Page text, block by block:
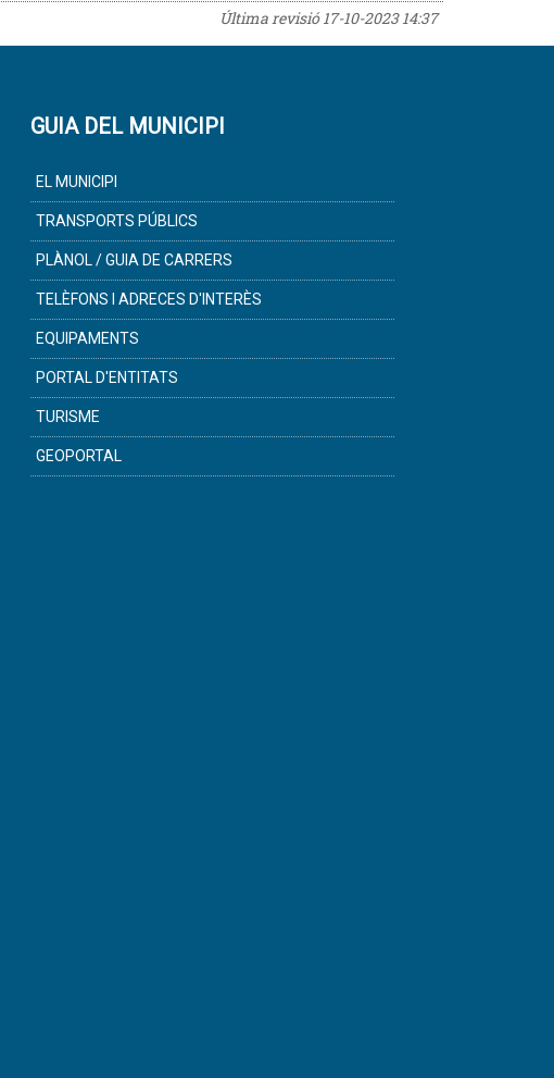
Última revisió17-10-2023 14:37
GUIA DEL MUNICIPI
EL MUNICIPI
TRANSPORTS PÚBLICS
PLÀNOL / GUIA DE CARRERS
TELÈFONS I ADRECES D'INTERÈS
EQUIPAMENTS
PORTAL D'ENTITATS
TURISME
GEOPORTAL